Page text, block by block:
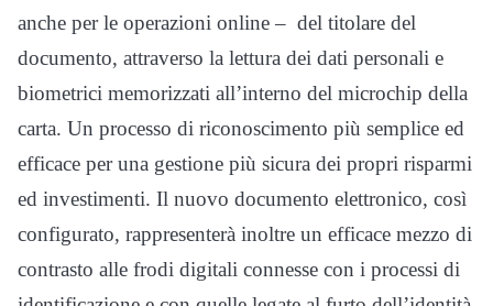
anche per le operazioni online – del titolare del
documento, attraverso la lettura dei dati personali e
biometrici memorizzati all’interno del microchip della
carta. Un processo di riconoscimento più semplice ed
efficace per una gestione più sicura dei propri risparmi
ed investimenti. Il nuovo documento elettronico, così
configurato, rappresenterà inoltre un efficace mezzo di
contrasto alle frodi digitali connesse con i processi di